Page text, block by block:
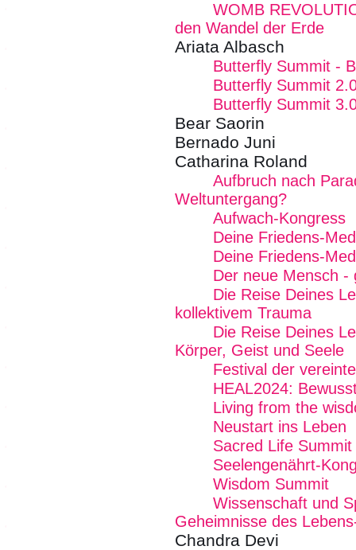
WOMB
den Wandel der Erde
Ariata Albasch
Butterfly Summit -
Butterfly Summit
Butterfly Summit
Bear Saorin
Bernado Juni
Catharina Roland
Aufbruch nach
Weltuntergang?
Aufwach-Kongress
Deine Friedens-
Deine Friedens-
Der neue Mensch -
Die Reise Deines
kollektivem Trauma
Die Reise Deines
Körper, Geist und Seele
Festival der
HEAL2024:
Living from the
Neustart ins Leben
Sacred Life Summit
Seelengenährt-
Wisdom Summit
Wissenschaft und
Geheimnisse des
Chandra Devi